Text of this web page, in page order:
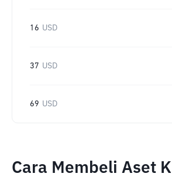
16 USD
37 USD
69 USD
Cara Membeli Aset